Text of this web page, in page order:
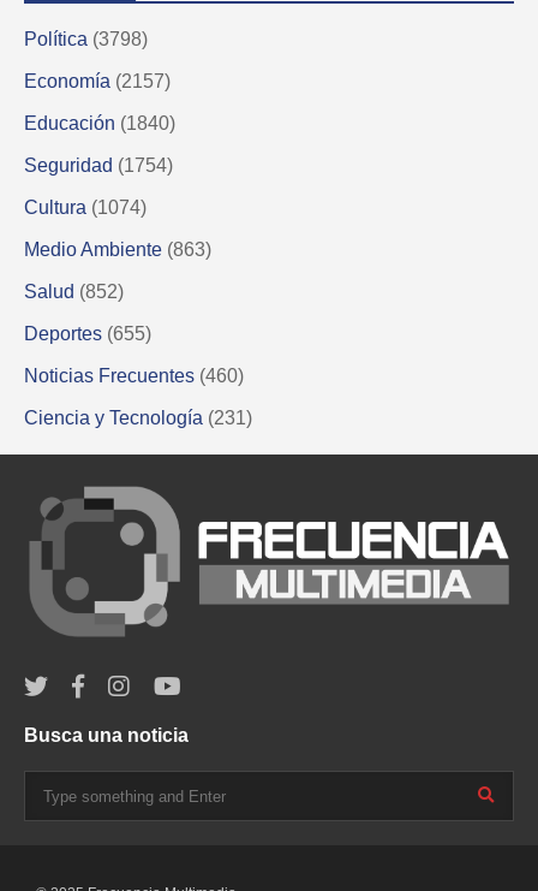
Política (3798)
Economía (2157)
Educación (1840)
Seguridad (1754)
Cultura (1074)
Medio Ambiente (863)
Salud (852)
Deportes (655)
Noticias Frecuentes (460)
Ciencia y Tecnología (231)
Busca una noticia